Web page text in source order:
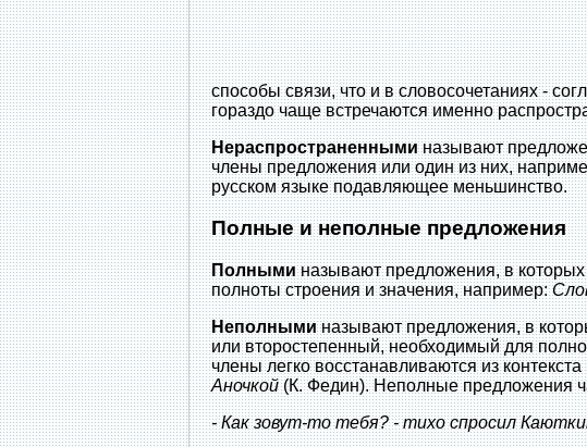
способы связи, что и в словосочетаниях -
гораздо чаще встречаются именно
Нераспространенныминазывают
члены предложения или один из них,
русском языке подавляющее меньшинство.
Полные и неполные предложения
Полныминазывают предложения, в
полноты строения и значения, например:
Неполныминазывают предложения, в
или второстепенный, необходимый для
члены легко восстанавливаются из
Аночкой(К. Федин). Неполные предложения
- Как зовут-то тебя? - тихо спросил